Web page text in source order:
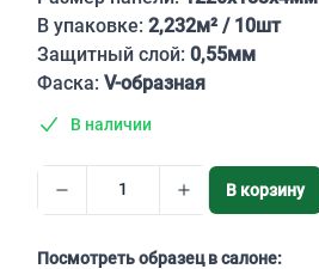
В упаковке: 2,232м² / 10шт
Защитный слой: 0,55мм
Фаска: V-образная
В наличии
В корзину
Посмотреть образец в салоне: